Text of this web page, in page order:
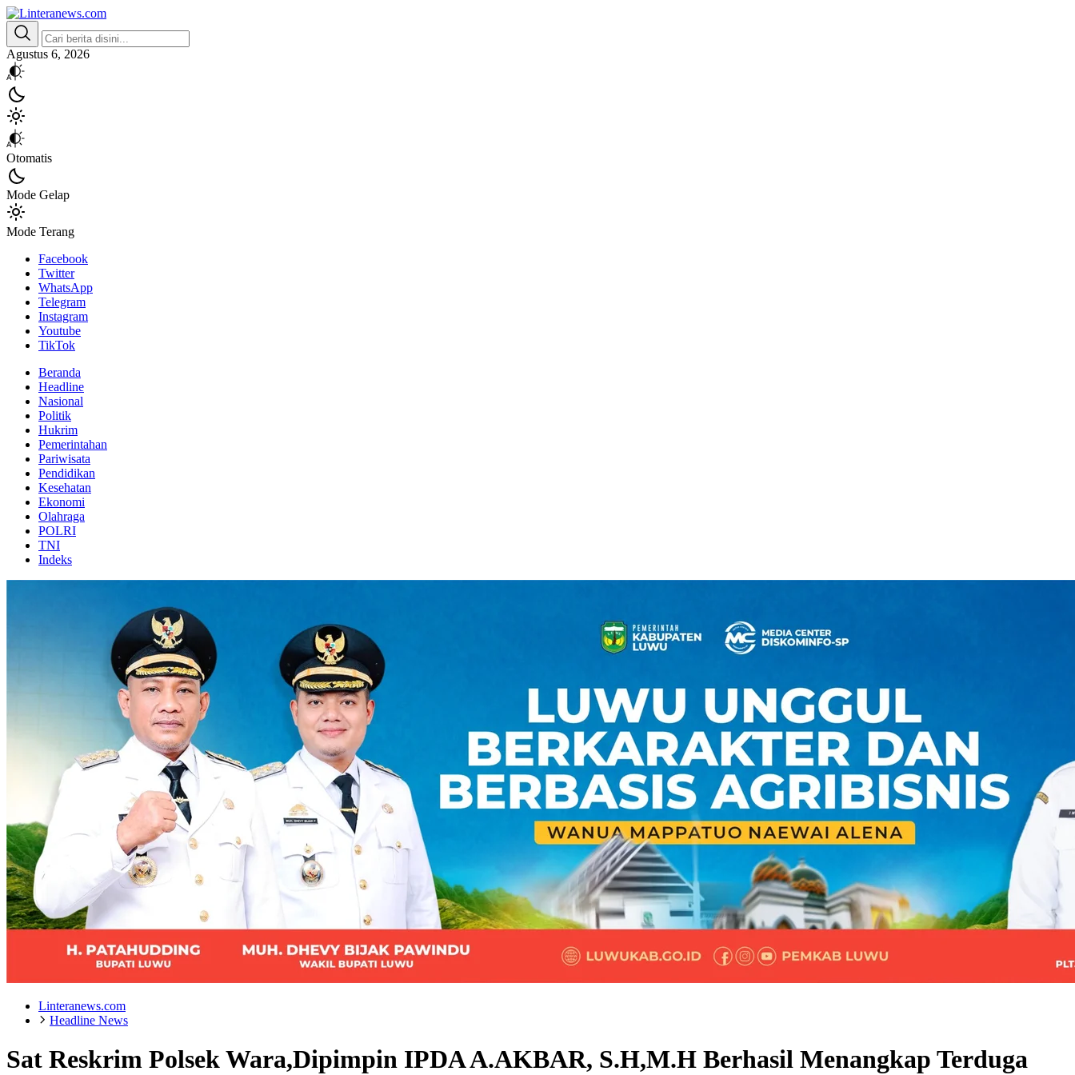
Linteranews.com
Lintas Informasi Tercepat dan Akurat
Agustus 6, 2026
Otomatis
Mode Gelap
Mode Terang
Facebook
Twitter
WhatsApp
Telegram
Instagram
Youtube
TikTok
Beranda
Headline
Nasional
Politik
Hukrim
Pemerintahan
Pariwisata
Pendidikan
Kesehatan
Ekonomi
Olahraga
POLRI
TNI
Indeks
Linteranews.com
Headline News
Sat Reskrim Polsek Wara,Dipimpin IPDA A.AKBAR, S.H,M.H Berhasil Menangkap Terduga